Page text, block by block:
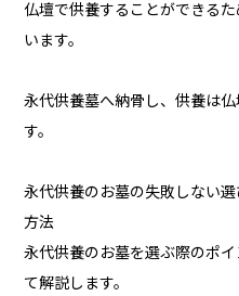
仏壇で供養することができる
います。
永代供養墓へ納骨し、供養は
す。
永代供養のお墓の失敗しない選
方法
永代供養のお墓を選ぶ際のポ
て解説します。